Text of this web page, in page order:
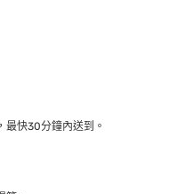
最快30分鐘內送到​。